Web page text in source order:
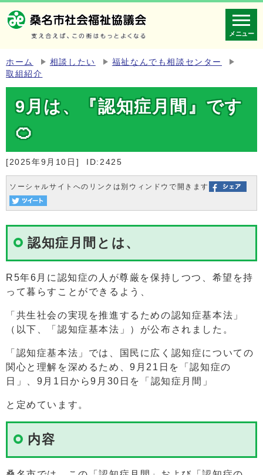
メニュー
ホーム 相談したい
福祉なんでも相談センター
取組紹介
9月は、『認知症月間』です
🍊
[2025年9月10日] ID:2425
ソーシャルサイトへのリンクは別ウィンドウで開きます
認知症月間とは、
R5年6月に認知症の人が尊厳を保持しつつ、希望を持
って暮らすことができるよう、
「共生社会の実現を推進するための認知症基本法」
（以下、「認知症基本法」）が公布されました。
「認知症基本法」では、国民に広く認知症についての
関心と理解を深めるため、9月21日を「認知症の
日」、9月1日から9月30日を「認知症月間」
と定めています。
内容